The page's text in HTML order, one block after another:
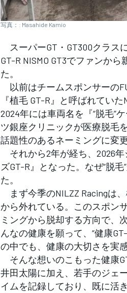
フォーミュラE
写真：: Masahide Kamio
スーパーGT・GT300クラス
GT-R NISMO GT3でファンか
た。
以前はチームスポンサーの
『植毛 GT-R』と呼ばれてい
2024年には車両名を『“脱毛”
ツ銀座クリニックが医療脱毛
話題性のあるネーミングに変
それから2年が経ち、2026
ズGT-R』となった。なぜ“脱
た。
まず今季のNILZZ Racingは
から外れている。このスポン
ミングから脱却する方向で、
んなの健康を願って、“健康
の中でも、健康の大切さを実
そんな想いのこもった健康
井田太陽に加え、若手のジェ
イムを記録しており、既に活